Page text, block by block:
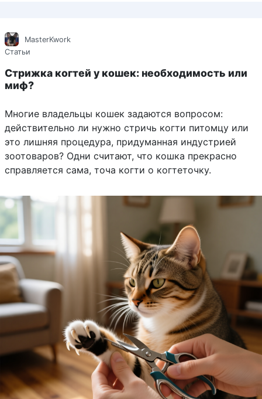
MasterKwork
Статьи
Стрижка когтей у кошек: необходимость или
миф?
Многие владельцы кошек задаются вопросом:
действительно ли нужно стричь когти питомцу или
это лишняя процедура, придуманная индустрией
зоотоваров? Одни считают, что кошка прекрасно
справляется сама, точа когти о когтеточку.